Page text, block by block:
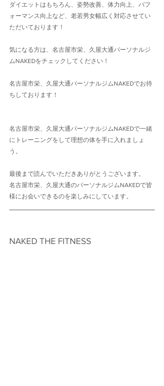
ダイエットはもちろん、姿勢改善、体力向上、パフ
ォーマンス向上など、老若男女幅広く対応させてい
ただいております！
気になる方は、名古屋市栄、久屋大通パーソナルジ
ムNAKEDをチェックしてください！
名古屋市栄、久屋大通パーソナルジムNAKEDでお待
ちしております！
名古屋市栄、久屋大通パーソナルジムNAKEDで一緒
にトレーニングをして理想の体を手に入れましょ
う。
最後まで読んでいただきありがとうございます。
名古屋市栄、久屋大通のパーソナルジムNAKEDで皆
様にお会いできるのを楽しみにしています。
NAKED THE FITNESS